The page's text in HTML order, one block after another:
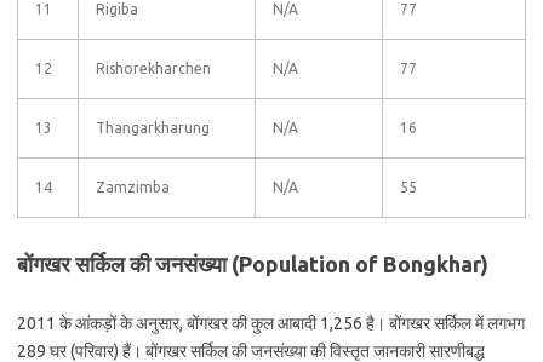
11 Rigiba N/A 77
12 Rishorekharchen N/A 77
13 Thangarkharung N/A 16
14 Zamzimba N/A 55
बोंगखर सर्किल की जनसंख्या (Population of Bongkhar)
2011 के आंकड़ों के अनुसार, बोंगखर की कुल आबादी 1,256 है। बोंगखर सर्किल में लगभग
289 घर (परिवार) हैं। बोंगखर सर्किल की जनसंख्या की विस्तृत जानकारी सारणीबद्ध